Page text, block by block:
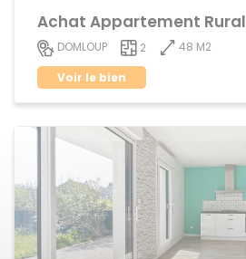
Achat Appartement Rural
DOMLOUP 2
48 M2
Voir le bien